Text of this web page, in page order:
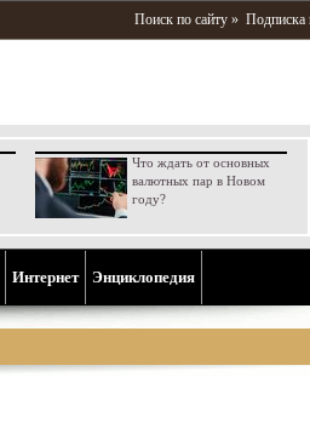
Поиск по сайту » Подписка
Что ждать от основных
валютных пар в Новом
году?
Интернет Энциклопедия